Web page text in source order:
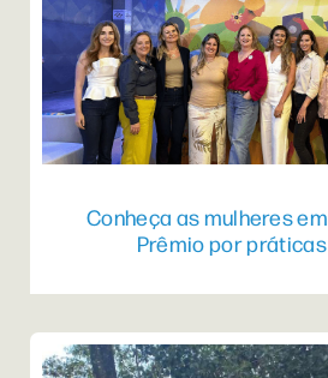
Conheça as mulheres
Prêmio por práticas